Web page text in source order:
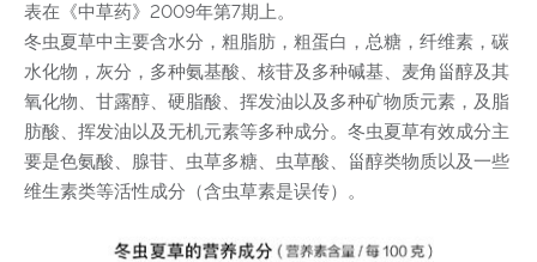
表在《中草药》2009年第7期上。
冬虫夏草中主要含水分，粗脂肪，粗蛋白，总糖，纤维素，碳
水化物，灰分，多种氨基酸、核苷及多种碱基、麦角甾醇及其
氧化物、甘露醇、硬脂酸、挥发油以及多种矿物质元素，及脂
肪酸、挥发油以及无机元素等多种成分。冬虫夏草有效成分主
要是色氨酸、腺苷、虫草多糖、虫草酸、甾醇类物质以及一些
维生素类等活性成分（含虫草素是误传）。